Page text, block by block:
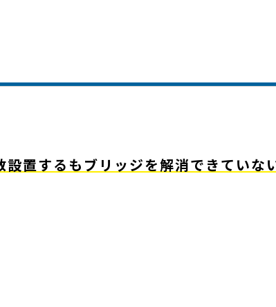
置するもブリッジを解消できていな